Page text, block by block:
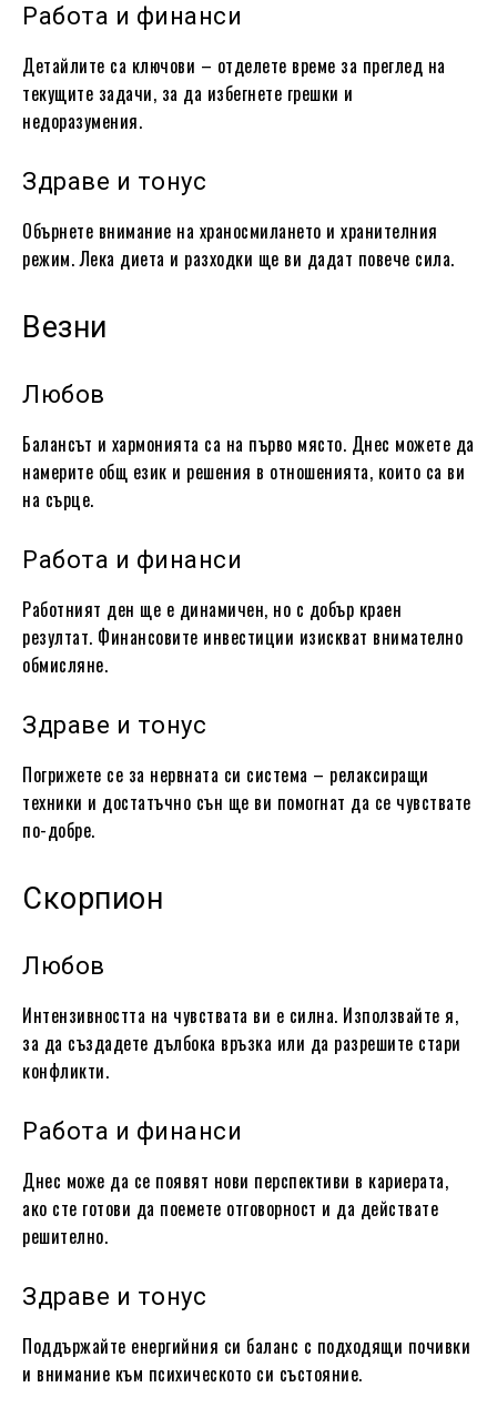
Работа и финанси
Детайлите са ключови – отделете време за преглед на
текущите задачи, за да избегнете грешки и
недоразумения.
Здраве и тонус
Обърнете внимание на храносмилането и хранителния
режим. Лека диета и разходки ще ви дадат повече сила.
Везни
Любов
Балансът и хармонията са на първо място. Днес можете да
намерите общ език и решения в отношенията, които са ви
на сърце.
Работа и финанси
Работният ден ще е динамичен, но с добър краен
резултат. Финансовите инвестиции изискват внимателно
обмисляне.
Здраве и тонус
Погрижете се за нервната си система – релаксиращи
техники и достатъчно сън ще ви помогнат да се чувствате
по-добре.
Скорпион
Любов
Интензивността на чувствата ви е силна. Използвайте я,
за да създадете дълбока връзка или да разрешите стари
конфликти.
Работа и финанси
Днес може да се появят нови перспективи в кариерата,
ако сте готови да поемете отговорност и да действате
решително.
Здраве и тонус
Поддържайте енергийния си баланс с подходящи почивки
и внимание към психическото си състояние.